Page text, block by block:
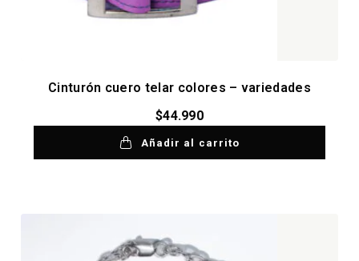
Cinturón cuero telar colores – variedades
$44.990
Añadir al carrito